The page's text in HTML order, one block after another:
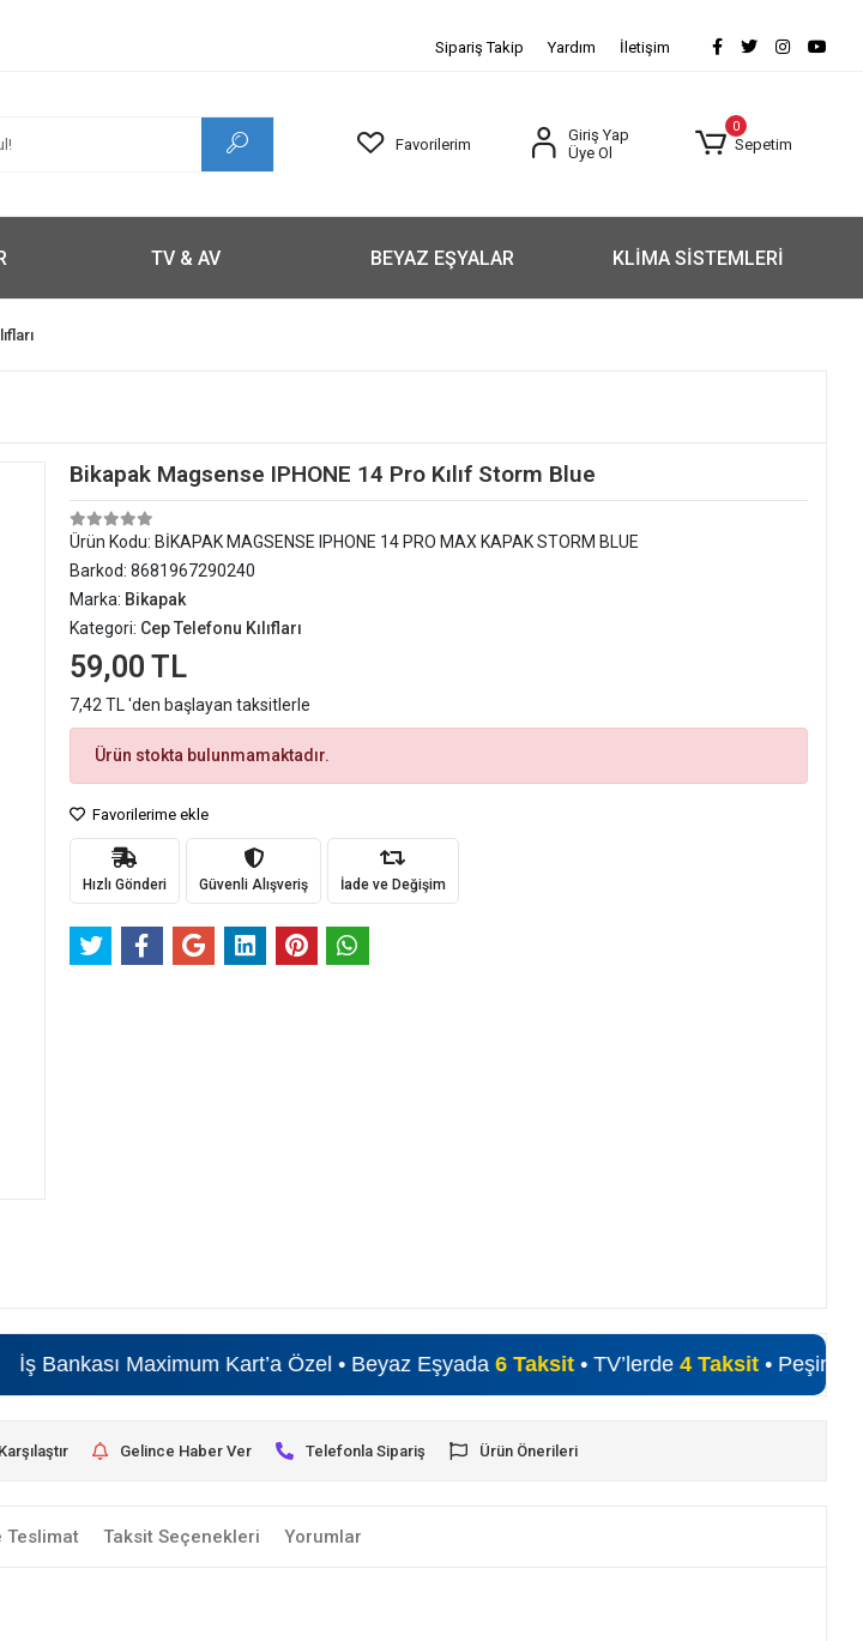
Sipariş Takip Yardım İletişim
Favorilerim
Giriş Yap
Üye Ol
0
Sepetim
TV & AV BEYAZ EŞYALAR KLİMA SİSTEMLERİ
Bikapak Magsense IPHONE 14 Pro Kılıf Storm Blue
Ürün Kodu: BİKAPAK MAGSENSE IPHONE 14 PRO MAX KAPAK STORM BLUE
Barkod: 8681967290240
Marka: Bikapak
Kategori: Cep Telefonu Kılıfları
59,00 TL
7,42 TL 'den başlayan taksitlerle
Ürün stokta bulunmamaktadır.
Favorilerime ekle
Hızlı Gönderi Güvenli Alışveriş İade ve Değişim
Maximum Kart’a Özel • Beyaz Eşyada 6 Taksit • TV’lerde4 Taksit • Peşin Fiyatına
Karşılaştır Gelince Haber Ver Telefonla Sipariş Ürün Önerileri
Teslimat Taksit Seçenekleri Yorumlar